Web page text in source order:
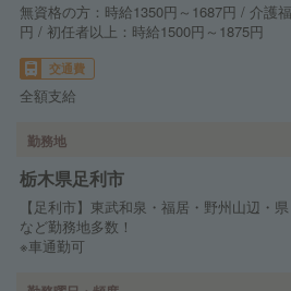
無資格の方：時給1350円～1687円 / 介護
円 / 初任者以上：時給1500円～1875円
交通費
全額支給
勤務地
栃木県足利市
【足利市】東武和泉・福居・野州山辺・
など勤務地多数！
※車通勤可